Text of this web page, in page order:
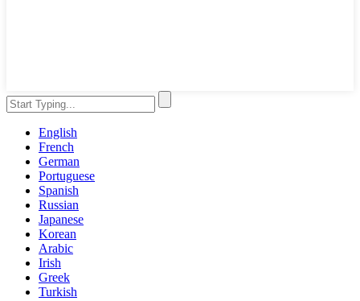
English
French
German
Portuguese
Spanish
Russian
Japanese
Korean
Arabic
Irish
Greek
Turkish